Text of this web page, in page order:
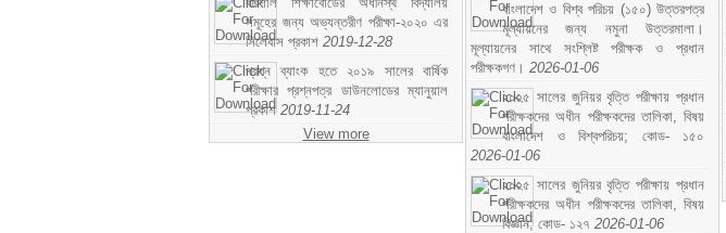
সমূহের জন্য অভ্যন্তরীণ পরীক্ষা-২০২০ এর
সিলেবাস প্রকাশ 2019-12-28
প্রশ্ন ব্যাংক হতে ২০১৯ সালের বার্ষিক
পরীক্ষার প্রশ্নপত্র ডাউনলোডের ম্যানুয়াল
প্রকাশ 2019-11-24
View more
বাংলাদেশ ও বিশ্ব পরিচয় (১৫০) উত্তরপত্র
মূল্যায়নের জন্য নমুনা উত্তরমালা।
মূল্যায়নের সাথে সংশ্লিষ্ট পরীক্ষক ও প্রধান
পরীক্ষকগণ। 2026-01-06
২০২৫ সালের জুনিয়র বৃত্তি পরীক্ষায় প্রধান
পরীক্ষকদের অধীন পরীক্ষকদের তালিকা, বিষয়
বাংলাদেশ ও বিশ্বপরিচয়; কোড- ১৫০
2026-01-06
২০২৫ সালের জুনিয়র বৃত্তি পরীক্ষায় প্রধান
পরীক্ষকদের অধীন পরীক্ষকদের তালিকা, বিষয়
বিজ্ঞান; কোড- ১২৭ 2026-01-06